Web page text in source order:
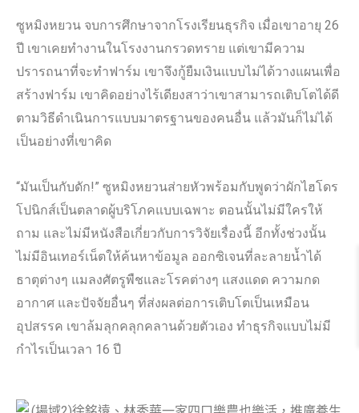
ซูหมิงหยวน จบการศึกษาจากโรงเรียนธุรกิจ เมื่อเขาอายุ 26
ปี เขาเคยทำงานในโรงงานกรวดทราย แต่เขามีความ
ปรารถนาที่จะทำฟาร์ม เขาจึงกู้ยืมเงินแบบไม่ได้วางแผนเพื่อ
สร้างฟาร์ม เขาคิดอย่างไร้เดียงสาว่าเขาสามารถเติบโตได้ดี
ตามวิธีดำเนินการแบบมาตรฐานของคนอื่น แล้วมันก็ไม่ได้
เป็นอย่างที่เขาคิด
“มันเป็นกับดัก!” ซูหมิงหยวนส่ายหัวพร้อมกับพูดว่าผักไฮโดร
โปนิกส์เป็นตลาดผู้บริโภคแบบเฉพาะ ตอนนั้นไม่มีใครให้
ถาม และไม่มีหนังสือเกี่ยวกับการวิจัยเรื่องนี้ อีกทั้งช่วงนั้น
ไม่มีอินเทอร์เน็ตให้ค้นหาข้อมูล ออกซิเจนที่ละลายน้ำได้
ธาตุต่างๆ แมลงศัตรูพืชและโรคต่างๆ แสงแดด ความกด
อากาศ และปัจจัยอื่นๆ ที่ส่งผลต่อการเติบโตเป็นเหมือน
อุปสรรค เขาล้มลุกคลุกคลานด้วยตัวเอง ทำธุรกิจแบบไม่มี
กำไรเป็นเวลา 16 ปี